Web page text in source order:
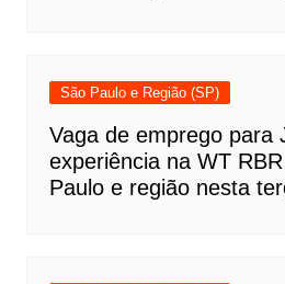
São Paulo e Região (SP)
Vaga de emprego para
experiência na WT
Paulo e região nesta